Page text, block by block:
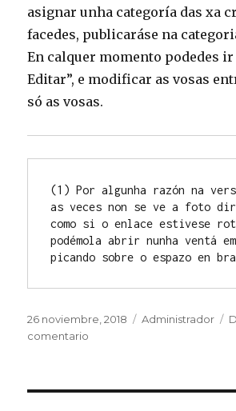
asignar unha categoría das xa
facedes, publicaráse na
En calquer momento podedes ir
Editar”, e modificar as vosas
só as vosas.
(1) Por algunha razón na
as veces non se ve a foto
como si o enlace estivese
podémola abrir nunha ventá
picando sobre o espazo en
Publicado
el
26 noviembre, 2018 Categorías
Administrador
comentario